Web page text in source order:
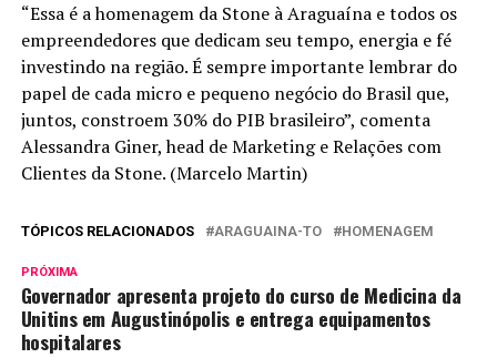
“Essa é a homenagem da Stone à Araguaína e todos os
empreendedores que dedicam seu tempo, energia e fé
investindo na região. É sempre importante lembrar do
papel de cada micro e pequeno negócio do Brasil que,
juntos, constroem 30% do PIB brasileiro”, comenta
Alessandra Giner, head de Marketing e Relações com
Clientes da Stone. (Marcelo Martin)
TÓPICOS RELACIONADOS ARAGUAINA-TO HOMENAGEM
PRÓXIMA
Governador apresenta projeto do curso de Medicina da
Unitins em Augustinópolis e entrega equipamentos
hospitalares